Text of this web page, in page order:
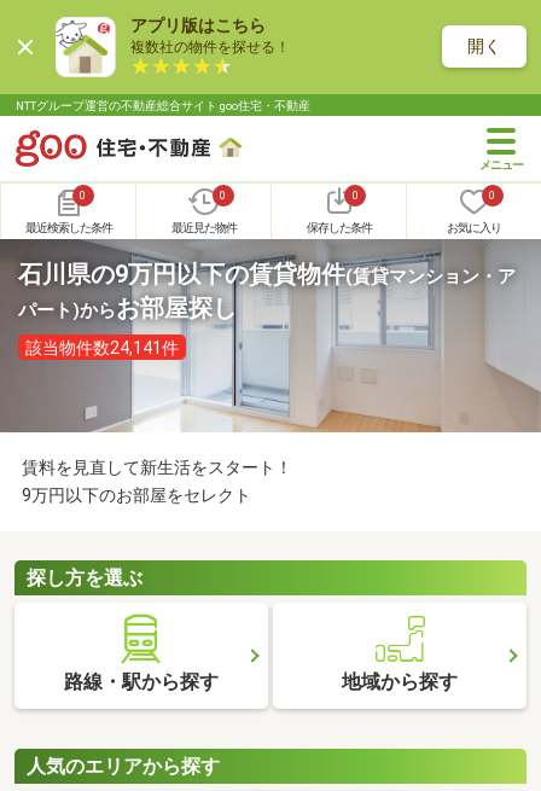
アプリ版はこちら
複数社の物件を探せる！ 開く
NTTグループ運営の不動産総合サイト goo住宅・不動産
0
最近検索した条件
0
最近見た物件
0
保存した条件
0
お気に入り
石川県の9万円以下の賃貸物件(賃貸マンション・ア
パート)からお部屋探し
該当物件数24,141件
賃料を見直して新生活をスタート！
9万円以下のお部屋をセレクト
探し方を選ぶ
路線・駅から探す 地域から探す
人気のエリアから探す